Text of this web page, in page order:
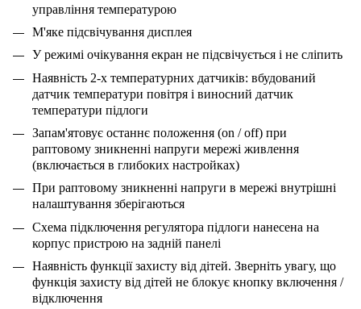
управління температурою
М'яке підсвічування дисплея
У режимі очікування екран не підсвічується і не сліпить
Наявність 2-х температурних датчиків: вбудований
датчик температури повітря і виносний датчик
температури підлоги
Запам'ятовує останнє положення (on / off) при
раптовому зникненні напруги мережі живлення
(включається в глибоких настройках)
При раптовому зникненні напруги в мережі внутрішні
налаштування зберігаються
Схема підключення регулятора підлоги нанесена на
корпус пристрою на задній панелі
Наявність функції захисту від дітей. Зверніть увагу, що
функція захисту від дітей не блокує кнопку включення /
відключення